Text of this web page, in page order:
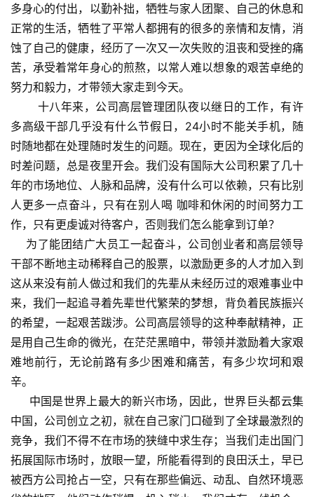
多身心的付出，以勤补拙，牺牲与家人团聚、自己的休息和
正常的生活，牺牲了平常人都拥有的很多的亲情和友情，消
蚀了自己的健康，经历了一次又一次失败的沮丧和受挫的痛
苦，承受着常年身心的煎熬，以常人难以想象的艰苦卓绝的
努力和毅力，才带领大家走到今天。
十八年来，公司高层管理团队夜以继日的工作，有许
多高级干部几乎没有什么节假日，24小时不能关手机，随
时随地都在处理随时发生的问题。现在，更因为全球化后的
时差问题，总是夜里开会。我们没有国际大公司积累了几十
年的市场地位、人脉和品牌，没有什么可以依赖，只有比别
人更多一点奋斗，只有在别人喝 咖啡和休闲的时间努力工
作，只有更虔诚对待客户，否则我们怎么能拿到订单？
为了能团结广大员工一起奋斗，公司创业者和高层领导
干部不断地主动稀释自己的股票，以激励更多的人才加入到
这从来没有前人做过和我们的先辈从未经历过的艰难事业中
来，我们一起追寻着先辈世代繁荣的梦想，背负着民族振兴
的希望，一起艰苦跋涉。公司高层领导的这种奉献精神，正
是用自己生命的微光，在茫茫黑暗中，带领并激励着大家艰
难地前行，无论前路有多少困难和痛苦，有多少坎坷和艰
辛。
中国是世界上最大的新兴市场，因此，世界巨头都云集
中国，公司创立之初，就在自己家门口碰到了全球最激烈的
竞争，我们不得不在市场的狭缝中求生存；当我们走出国门
拓展国际市场时，放眼一望，所能看得到的良田沃土，早已
被西方公司抢占一空，只有在那些偏远、动乱、自然环境恶